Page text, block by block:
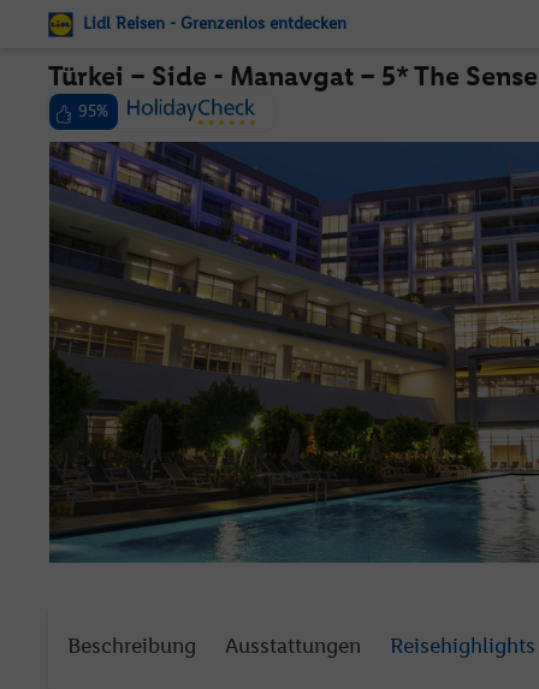
Lidl Reisen - Grenzenlos entdecken
Türkei – Side - Manavgat – 5* The
95%
Beschreibung Ausstattungen Reisehighlights